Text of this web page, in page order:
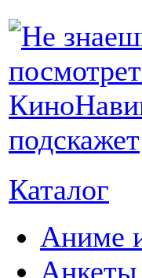
Каталог
Аниме
Анкеты